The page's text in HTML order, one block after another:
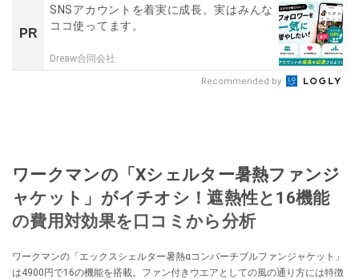
PR
SNSアカウントを着実に成長。実はみんな
ココ使ってます。
Dreaw合同会社
Recommended by
ワークマンの「Xシェルター暑熱ファンジ
ャケット」がイチオシ！遮熱性と16機能
の費用対効果を口コミから分析
ワークマンの「エックスシェルター暑熱αコンバーチブルファンジャケット」
は4900円で16の機能を搭載。ファン付きウエアとしての風の通り方には特徴